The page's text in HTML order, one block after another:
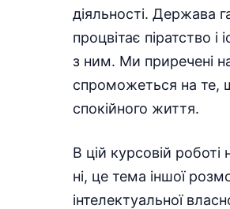
діяльності. Держава
процвітає піратство
з ним. Ми приречені
спроможеться на те,
спокійного життя.
В цій курсовій
ні, це тема іншої
інтелектуальної